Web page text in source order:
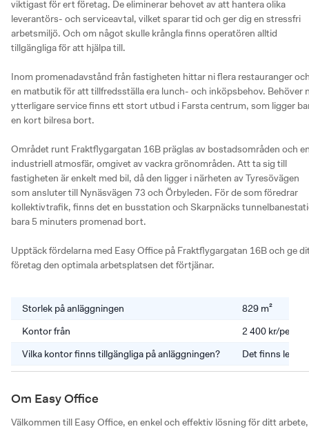
viktigast för ert företag. De eliminerar behovet av att hantera olika
leverantörs- och serviceavtal, vilket sparar tid och ger dig en stressfri
arbetsmiljö. Och om något skulle krångla finns operatören alltid
tillgängliga för att hjälpa till.
Inom promenadavstånd från fastigheten hittar ni flera restauranger
en matbutik för att tillfredsställa era lunch- och inköpsbehov. Behöver
ytterligare service finns ett stort utbud i Farsta centrum, som ligger
en kort bilresa bort.
Området runt Fraktflygargatan 16B präglas av bostadsområden och
industriell atmosfär, omgivet av vackra grönområden. Att ta sig till
fastigheten är enkelt med bil, då den ligger i närheten av Tyresövägen
som ansluter till Nynäsvägen 73 och Örbyleden. För de som föredrar
kollektivtrafik, finns det en busstation och Skarpnäcks
bara 5 minuters promenad bort.
Upptäck fördelarna med Easy Office på Fraktflygargatan 16B och ge
företag den optimala arbetsplatsen det förtjänar.
Storlek på anläggningen
829 m²
Kontor från
2 400 kr/
Vilka kontor finns tillgängliga på anläggningen?
Det finns
Om Easy Office
Välkommen till Easy Office, en enkel och effektiv lösning för ditt arbete,